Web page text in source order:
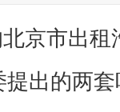
京市出
出的两